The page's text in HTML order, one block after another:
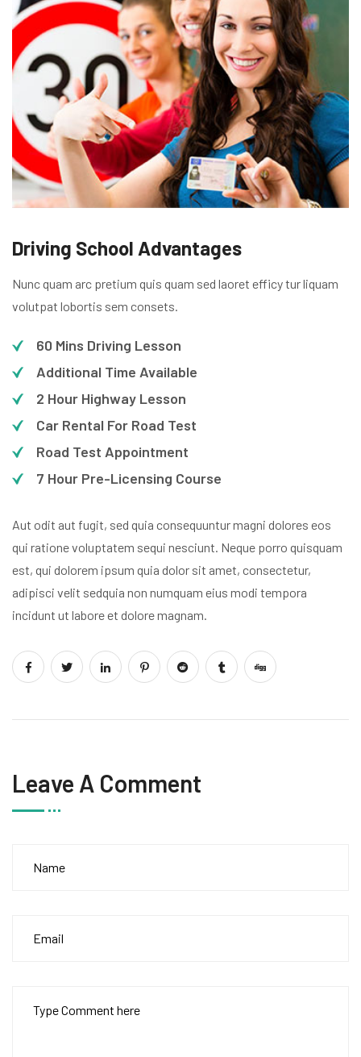
Driving School Advantages
Nunc quam arc pretium quis quam sed laoret efficy tur liquam
volutpat lobortis sem consets.
60 Mins Driving Lesson
Additional Time Available
2 Hour Highway Lesson
Car Rental For Road Test
Road Test Appointment
7 Hour Pre-Licensing Course
Aut odit aut fugit, sed quia consequuntur magni dolores eos
qui ratione voluptatem sequi nesciunt. Neque porro quisquam
est, qui dolorem ipsum quia dolor sit amet, consectetur,
adipisci velit sedquia non numquam eius modi tempora
incidunt ut labore et dolore magnam.
Leave A Comment